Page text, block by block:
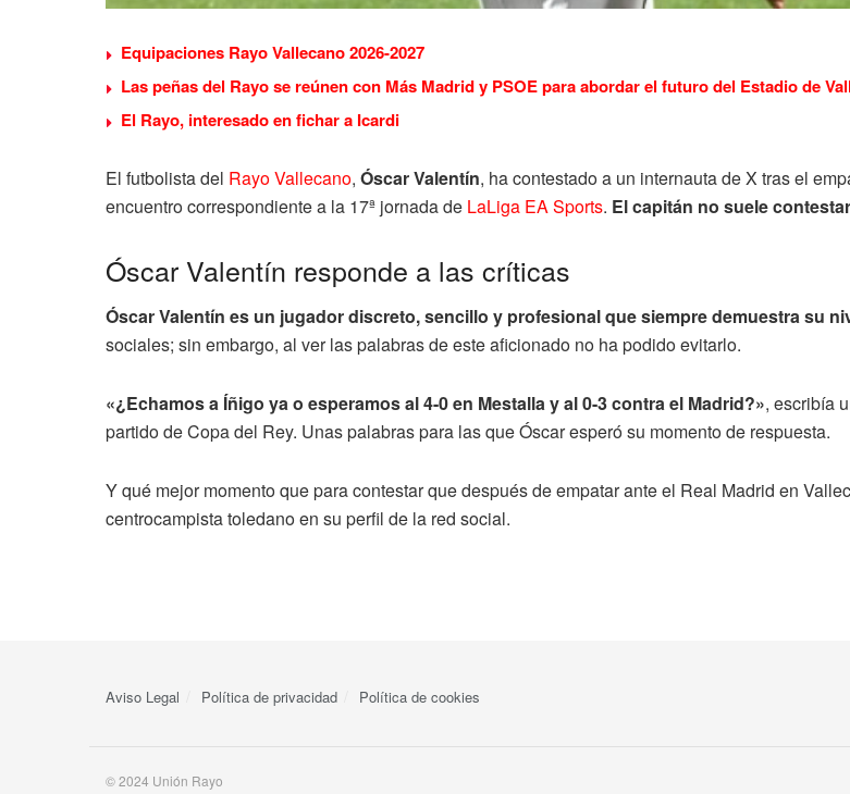
Equipaciones Rayo Vallecano 2026-2027
Las peñas del Rayo se reúnen con Más Madrid y PSOE para abordar el futuro del Estadio de
El Rayo, interesado en fichar a Icardi
El futbolista del Rayo Vallecano, Óscar Valentín, ha contestado a un internauta de X tras el
encuentro correspondiente a la 17ª jornada de LaLiga EA Sports. El capitán no suele
Óscar Valentín responde a las críticas
Óscar Valentín es un jugador discreto, sencillo y profesional que siempre demuestra su
sociales; sin embargo, al ver las palabras de este aficionado no ha podido evitarlo.
«¿Echamos a Íñigo ya o esperamos al 4-0 en Mestalla y al 0-3 contra el Madrid?», escribía
partido de Copa del Rey. Unas palabras para las que Óscar esperó su momento de respuesta.
Y qué mejor momento que para contestar que después de empatar ante el Real Madrid en
centrocampista toledano en su perfil de la red social.
Aviso Legal Política de privacidad Política de cookies
© 2024 Unión Rayo